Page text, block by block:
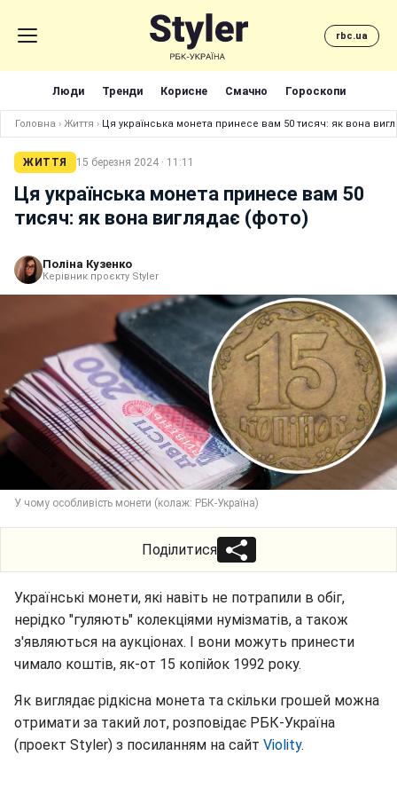
rbc.ua
Люди Тренди Корисне Смачно Гороскопи
Головна › Життя › Ця українська монета принесе вам 50 тисяч: як вона
ЖИТТЯ 15 березня 2024 · 11:11
Ця українська монета принесе вам 50
тисяч: як вона виглядає (фото)
Поліна Кузенко
Керівник проєкту Styler
У чому особливість монети (колаж: РБК-Україна)
Поділитися
Українські монети, які навіть не потрапили в обіг,
нерідко "гуляють" колекціями нумізматів, а також
з'являються на аукціонах. І вони можуть принести
чимало коштів, як-от 15 копійок 1992 року.
Як виглядає рідкісна монета та скільки грошей можна
отримати за такий лот, розповідає РБК-Україна
(проект Styler) з посиланням на сайт Violity.